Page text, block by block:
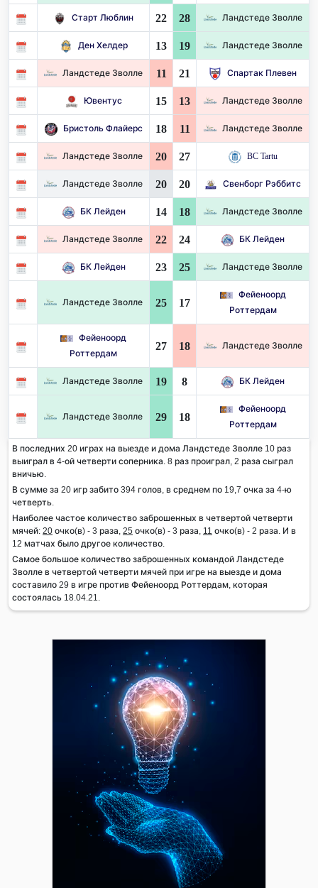
Старт Люблин 22 28 Ландстеде Зволле
Ден Хелдер 13 19 Ландстеде Зволле
Ландстеде Зволле 11 21 Спартак Плевен
Ювентус 15 13 Ландстеде Зволле
Бристоль Флайерс 18 11 Ландстеде Зволле
Ландстеде Зволле 20 27 BC Tartu
Ландстеде Зволле 20 20 Свенборг Рэббитс
БК Лейден 14 18 Ландстеде Зволле
Ландстеде Зволле 22 24 БК Лейден
БК Лейден 23 25 Ландстеде Зволле
Ландстеде Зволле 25 17
Фейеноорд
Роттердам
Фейеноорд
Роттердам
27 18 Ландстеде Зволле
Ландстеде Зволле 19 8 БК Лейден
Ландстеде Зволле 29 18
Фейеноорд
Роттердам
В последних 20 играх на выезде и дома Ландстеде Зволле 10 раз
выиграл в 4-ой четверти соперника. 8 раз проиграл, 2 раза сыграл
вничью.
В сумме за 20 игр забито 394 голов, в среднем по 19,7 очка за 4-ю
четверть.
Наиболее частое количество заброшенных в четвертой четверти
мячей: 20 очко(в) - 3 раза, 25 очко(в) - 3 раза, 11 очко(в) - 2 раза. И в
12 матчах было другое количество.
Самое большое количество заброшенных командой Ландстеде
Зволле в четвертой четверти мячей при игре на выезде и дома
составило 29 в игре против Фейеноорд Роттердам, которая
состоялась 18.04.21.